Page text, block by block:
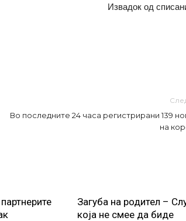
Извадок од
Во последните 24 часа регистрирани 139
на
Загуба на родител –
која не смее да биде